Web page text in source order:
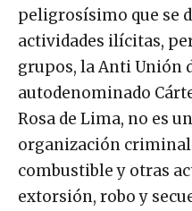
peligrosísimo que se
actividades ilícitas,
grupos, la Anti Unión
autodenominado
Rosa de Lima, no es
organización criminal
combustible y otras
extorsión, robo y